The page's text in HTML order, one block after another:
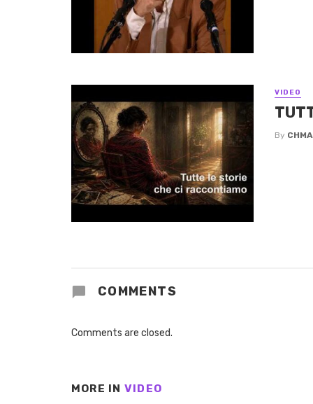
VIDEO
By
COMMENTS
Comments are closed.
MORE IN VIDEO